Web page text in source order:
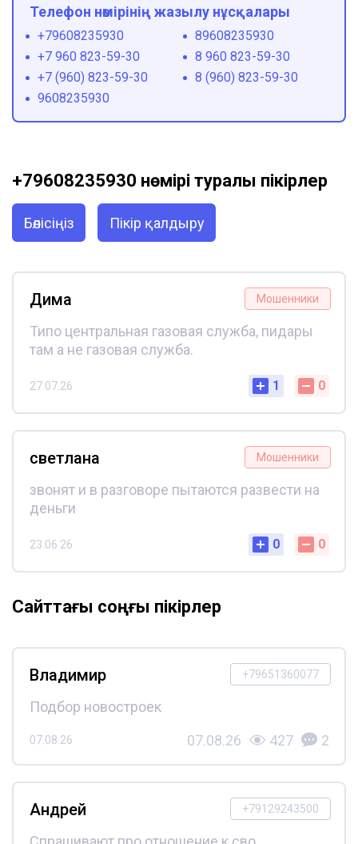
Телефон нөмірінің жазылу нұсқалары
+79608235930
89608235930
+7 960 823-59-30
8 960 823-59-30
+7 (960) 823-59-30
8 (960) 823-59-30
9608235930
+79608235930 нөмірі туралы пікірлер
Бөлісіңіз Пікір қалдыру
Мошенники
Дима
Типо центральная газовая служба, пидары
там а не газовая служба.
27.07.26 1 0
Мошенники
светлана
звонят и в разговоре пытаются развести на
деньги
23.06.26 0 0
Сайттағы соңғы пікірлер
+79651360077
Владимир
Подбор новостроек
07.08.26 07.08.26 427 2
+79129243500
Андрей